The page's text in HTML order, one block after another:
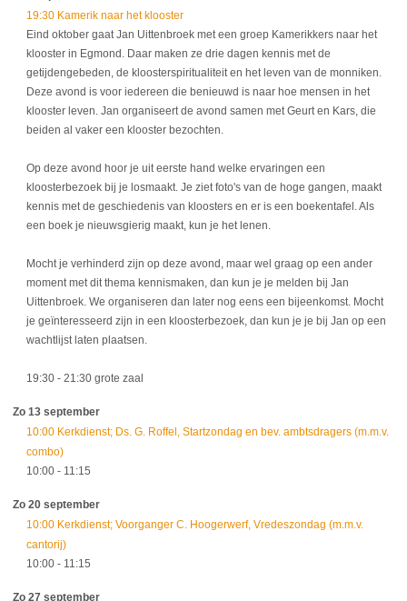
19:30 Kamerik naar het klooster
Eind oktober gaat Jan Uittenbroek met een groep Kamerikkers naar het
klooster in Egmond. Daar maken ze drie dagen kennis met de
getijdengebeden, de kloosterspiritualiteit en het leven van de monniken.
Deze avond is voor iedereen die benieuwd is naar hoe mensen in het
klooster leven. Jan organiseert de avond samen met Geurt en Kars, die
beiden al vaker een klooster bezochten.
Op deze avond hoor je uit eerste hand welke ervaringen een
kloosterbezoek bij je losmaakt. Je ziet foto's van de hoge gangen, maakt
kennis met de geschiedenis van kloosters en er is een boekentafel. Als
een boek je nieuwsgierig maakt, kun je het lenen.
Mocht je verhinderd zijn op deze avond, maar wel graag op een ander
moment met dit thema kennismaken, dan kun je je melden bij Jan
Uittenbroek. We organiseren dan later nog eens een bijeenkomst. Mocht
je geïnteresseerd zijn in een kloosterbezoek, dan kun je je bij Jan op een
wachtlijst laten plaatsen.
19:30 - 21:30 grote zaal
Zo 13 september
10:00 Kerkdienst; Ds. G. Roffel, Startzondag en bev. ambtsdragers (m.m.v.
combo)
10:00 - 11:15
Zo 20 september
10:00 Kerkdienst; Voorganger C. Hoogerwerf, Vredeszondag (m.m.v.
cantorij)
10:00 - 11:15
Zo 27 september